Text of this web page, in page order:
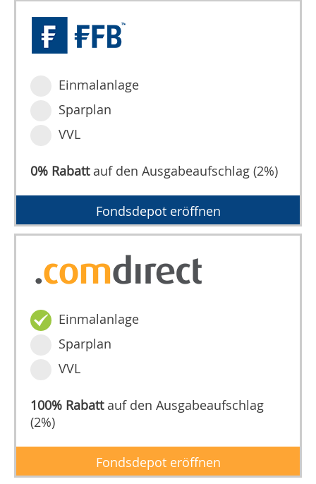
Einmalanlage
Sparplan
VVL
0% Rabattauf den Ausgabeaufschlag (2%)
Fondsdepot eröffnen
Einmalanlage
Sparplan
VVL
100% Rabattauf den Ausgabeaufschlag
(2%)
Fondsdepot eröffnen